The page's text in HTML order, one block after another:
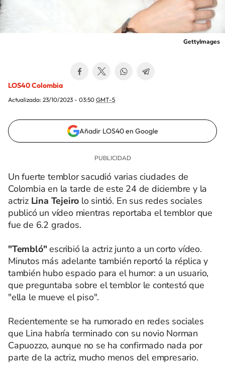
GettyImages
LOS40 Colombia
Actualizada: 23/10/2023 - 03:50 GMT-5
Añadir LOS40 en Google
Un fuerte temblor sacudió varias ciudades de
Colombia en la tarde de este 24 de diciembre y la
actrizLina Tejeiro lo sintió. En sus redes sociales
publicó un vídeo mientras reportaba el temblor que
fue de 6.2 grados.
"Tembló" escribió la actriz junto a un corto vídeo.
Minutos más adelante también reportó la réplica y
también hubo espacio para el humor: a un usuario,
que preguntaba sobre el temblor le contestó que
"ella le mueve el piso".
Recientemente se ha rumorado en redes sociales
que Lina habría terminado con su novio Norman
Capuozzo, aunque no se ha confirmado nada por
parte de la actriz, mucho menos del empresario.